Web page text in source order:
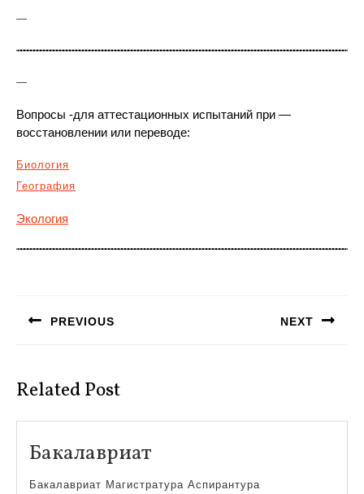
—
—
Вопросы -для аттестационных испытаний при —
восстановлении или переводе:
Биология
География
Экология
записям
PREVIOUS NEXT
Related Post
Бакалавриат
Бакалавриат Магистратура Аспирантура